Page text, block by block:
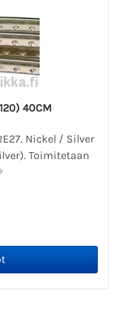
40CM
Nickel / Silver
Toimitetaan